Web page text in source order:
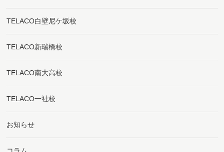
TELACO白壁尼ケ坂校
TELACO新瑞橋校
TELACO南大高校
TELACO一社校
お知らせ